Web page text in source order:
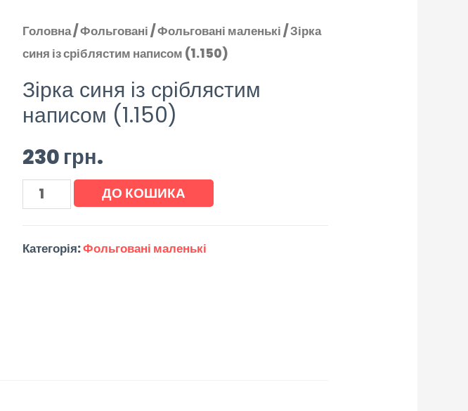
Головна/Фольговані/Фольговані маленькі/ Зірка
синя із сріблястим написом (1.150)
Зірка синя із сріблястим
написом (1.150)
230 грн.
ДО КОШИКА
Категорія:Фольговані маленькі